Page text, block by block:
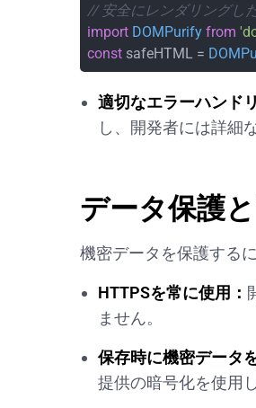
// 安全にレンダリングし
import DOMPurify from
const safeHTML =
適切なエラーハンド
し、開発者には詳細
データ保護
機密データを保護する
HTTPSを常に使用：
ません。
保存時に機密データ
提供の暗号化を使用